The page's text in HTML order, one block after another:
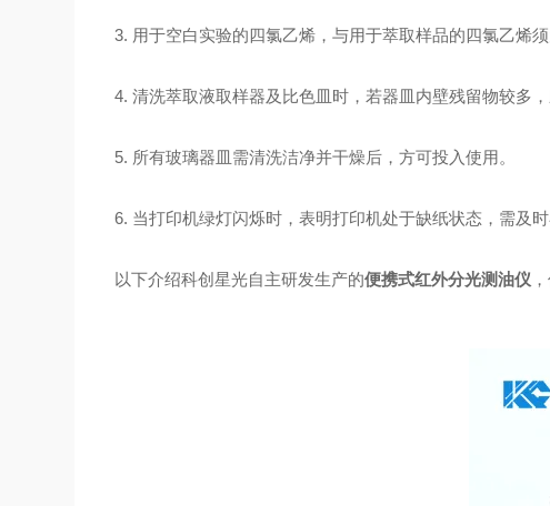
3. 用于空白实验的四氯乙烯，与用于萃取样品的四氯乙烯须
4. 清洗萃取液取样器及比色皿时，若器皿内壁残留物较多
5. 所有玻璃器皿需清洗洁净并干燥后，方可投入使用。
6. 当打印机绿灯闪烁时，表明打印机处于缺纸状态，需及时
以下介绍科创星光自主研发生产的便携式红外分光测油仪